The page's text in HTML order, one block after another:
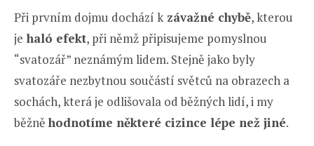
Při prvním dojmu dochází kzávažné chybě, kterou
je haló efekt, při němž připisujeme pomyslnou
“svatozář” neznámým lidem. Stejně jako byly
svatozáře nezbytnou součástí světců na obrazech a
sochách, která je odlišovala od běžných lidí, i my
běžně hodnotíme některé cizince lépe než jiné.